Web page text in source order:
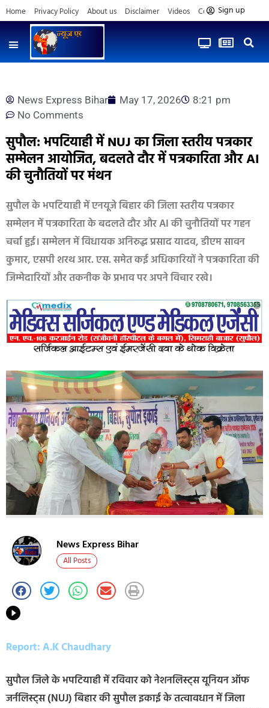
Home Privacy Policy About us Disclaimer Videos Contact us
Sign up
News Express Bihar May 17, 2026
8:21 pm
No Comments
सुपौल: भपटियाही में NUJ का जिला स्तरीय पत्रकार
सम्मेलन आयोजित, बदलते दौर में पत्रकारिता और AI
की चुनौतियों पर मंथन
सुपौल के भपटियाही में एनयूजे बिहार की जिला स्तरीय पत्रकार
सम्मेलन में पत्रकारिता के बदलते दौर और AI की चुनौतियों पर गहन
चर्चा हुई। सम्मेलन में विधायक अनिरुद्ध प्रसाद यादव, डीएम सावन
कुमार, एसपी शरथ आर. एस. समेत कई अधिकारियों ने पत्रकारिता की
जिम्मेदारियों और तकनीक के प्रभाव पर अपने विचार रखे।
News Express Bihar
All Posts
Report: A.K Chaudhary
सुपौल जिले के भपटियाही में रविवार को नेशनलिस्ट्स यूनियन ऑफ
जर्नलिस्ट्स (NUJ) बिहार की सुपौल इकाई के तत्वावधान में जिला